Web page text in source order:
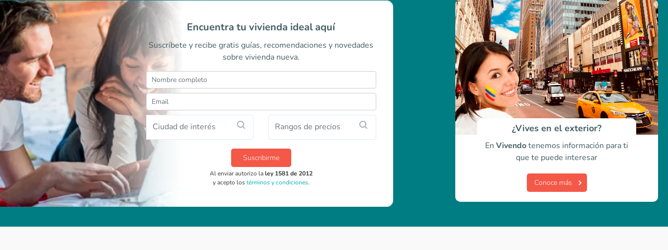
Encuentra tu vivienda ideal aquí
Suscríbete y recibe gratis guías, recomendaciones y novedades
sobre vivienda nueva.
Ciudad de interés Rangos de precios
Suscribirme
Al enviar autorizo laley 1581 de 2012
y acepto lostérminos y condiciones.
¿Vives en el exterior?
En Vivendotenemos información para ti
que te puede interesar
Conoce más